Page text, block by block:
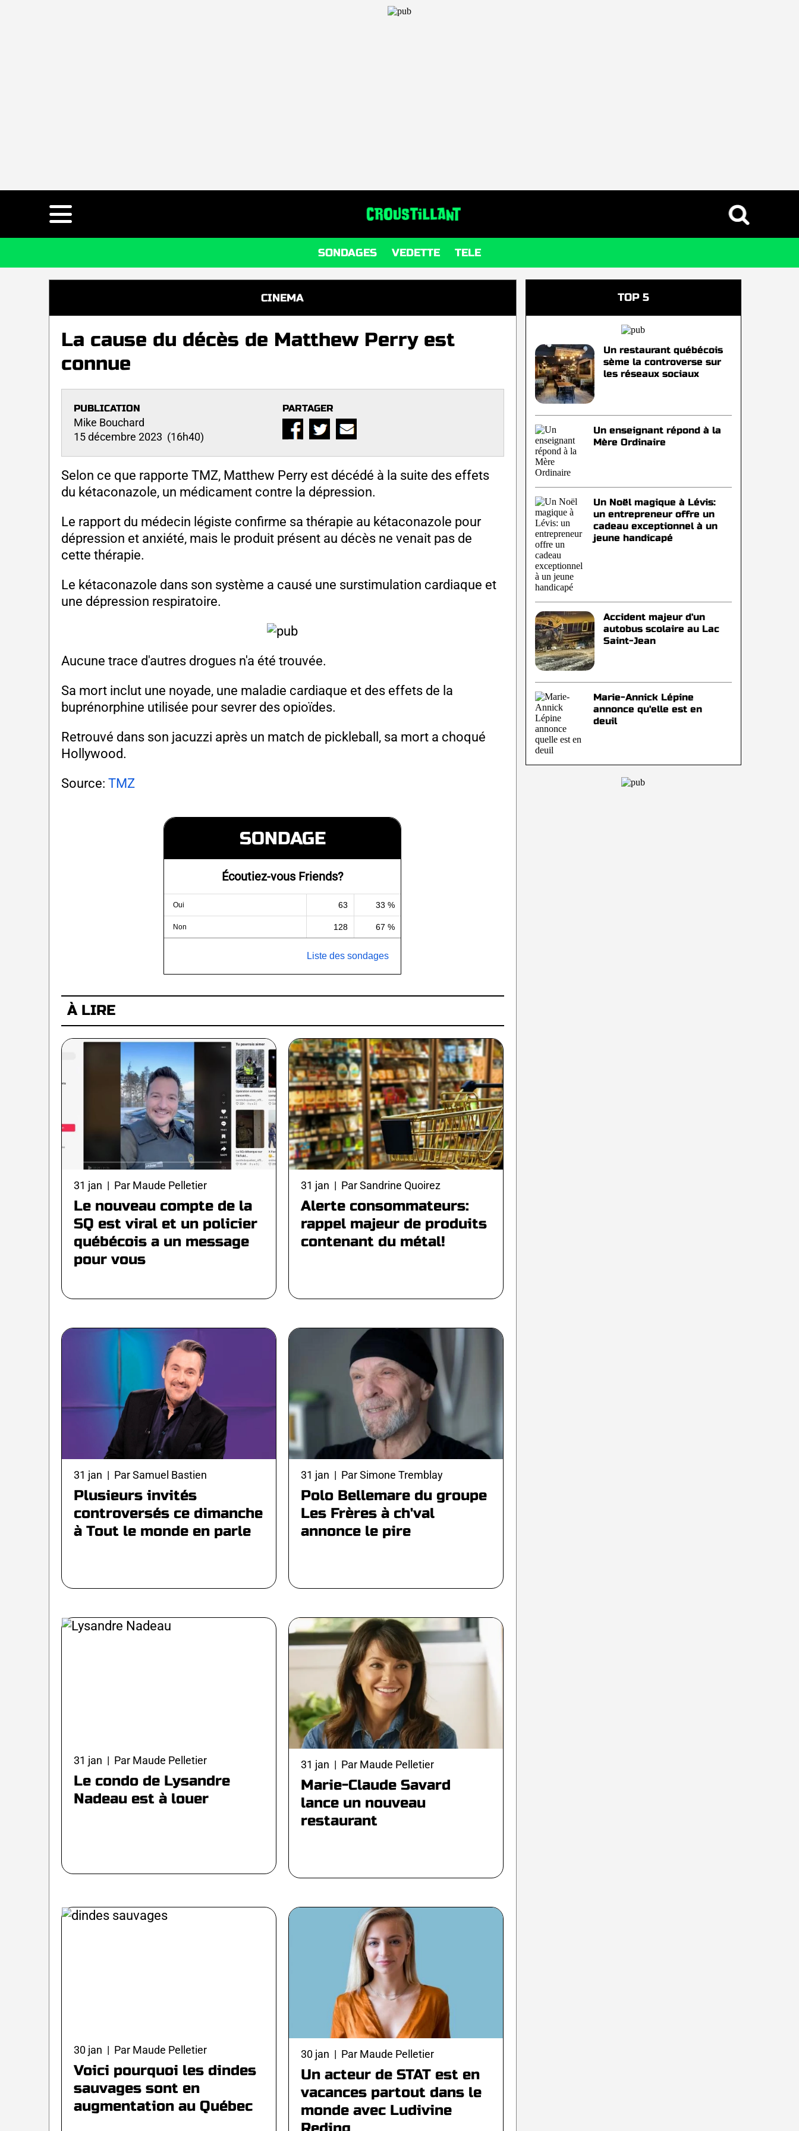
SONDAGES VEDETTE TELE
CINEMA
La cause du décès de Matthew Perry est
connue
PUBLICATION
Mike Bouchard
15 décembre 2023 (16h40)
PARTAGER
Selon ce que rapporte TMZ, Matthew Perry est décédé à la suite des effets
du kétaconazole, un médicament contre la dépression.
Le rapport du médecin légiste confirme sa thérapie au kétaconazole pour
dépression et anxiété, mais le produit présent au décès ne venait pas de
cette thérapie.
Le kétaconazole dans son système a causé une surstimulation cardiaque et
une dépression respiratoire.
Aucune trace d'autres drogues n'a été trouvée.
Sa mort inclut une noyade, une maladie cardiaque et des effets de la
buprénorphine utilisée pour sevrer des opioïdes.
Retrouvé dans son jacuzzi après un match de pickleball, sa mort a choqué
Hollywood.
Source: TMZ
SONDAGE
Écoutiez-vous Friends?
Oui 63 33 %
Non 128 67 %
Liste des sondages
À LIRE
31 jan | Par Maude Pelletier
Le nouveau compte de la
SQ est viral et un policier
québécois a un message
pour vous
31 jan | Par Sandrine Quoirez
Alerte consommateurs:
rappel majeur de produits
contenant du métal!
31 jan | Par Samuel Bastien
Plusieurs invités
controversés ce dimanche
à Tout le monde en parle
31 jan | Par Simone Tremblay
Polo Bellemare du groupe
Les Frères à ch'val
annonce le pire
31 jan | Par Maude Pelletier
Le condo de Lysandre
Nadeau est à louer
31 jan | Par Maude Pelletier
Marie-Claude Savard
lance un nouveau
restaurant
30 jan | Par Maude Pelletier
Voici pourquoi les dindes
sauvages sont en
augmentation au Québec
30 jan | Par Maude Pelletier
Un acteur de STAT est en
vacances partout dans le
monde avec Ludivine
TOP 5
Un restaurant québécois
sème la controverse sur
les réseaux sociaux
Un enseignant répond à la
Mère Ordinaire
Un Noël magique à Lévis:
un entrepreneur offre un
cadeau exceptionnel à un
jeune handicapé
Accident majeur d'un
autobus scolaire au Lac
Saint-Jean
Marie-Annick Lépine
annonce qu'elle est en
deuil